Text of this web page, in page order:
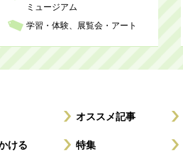
ミュージアム
学習・体験
展覧会・アート
ける
オススメ記事
特集